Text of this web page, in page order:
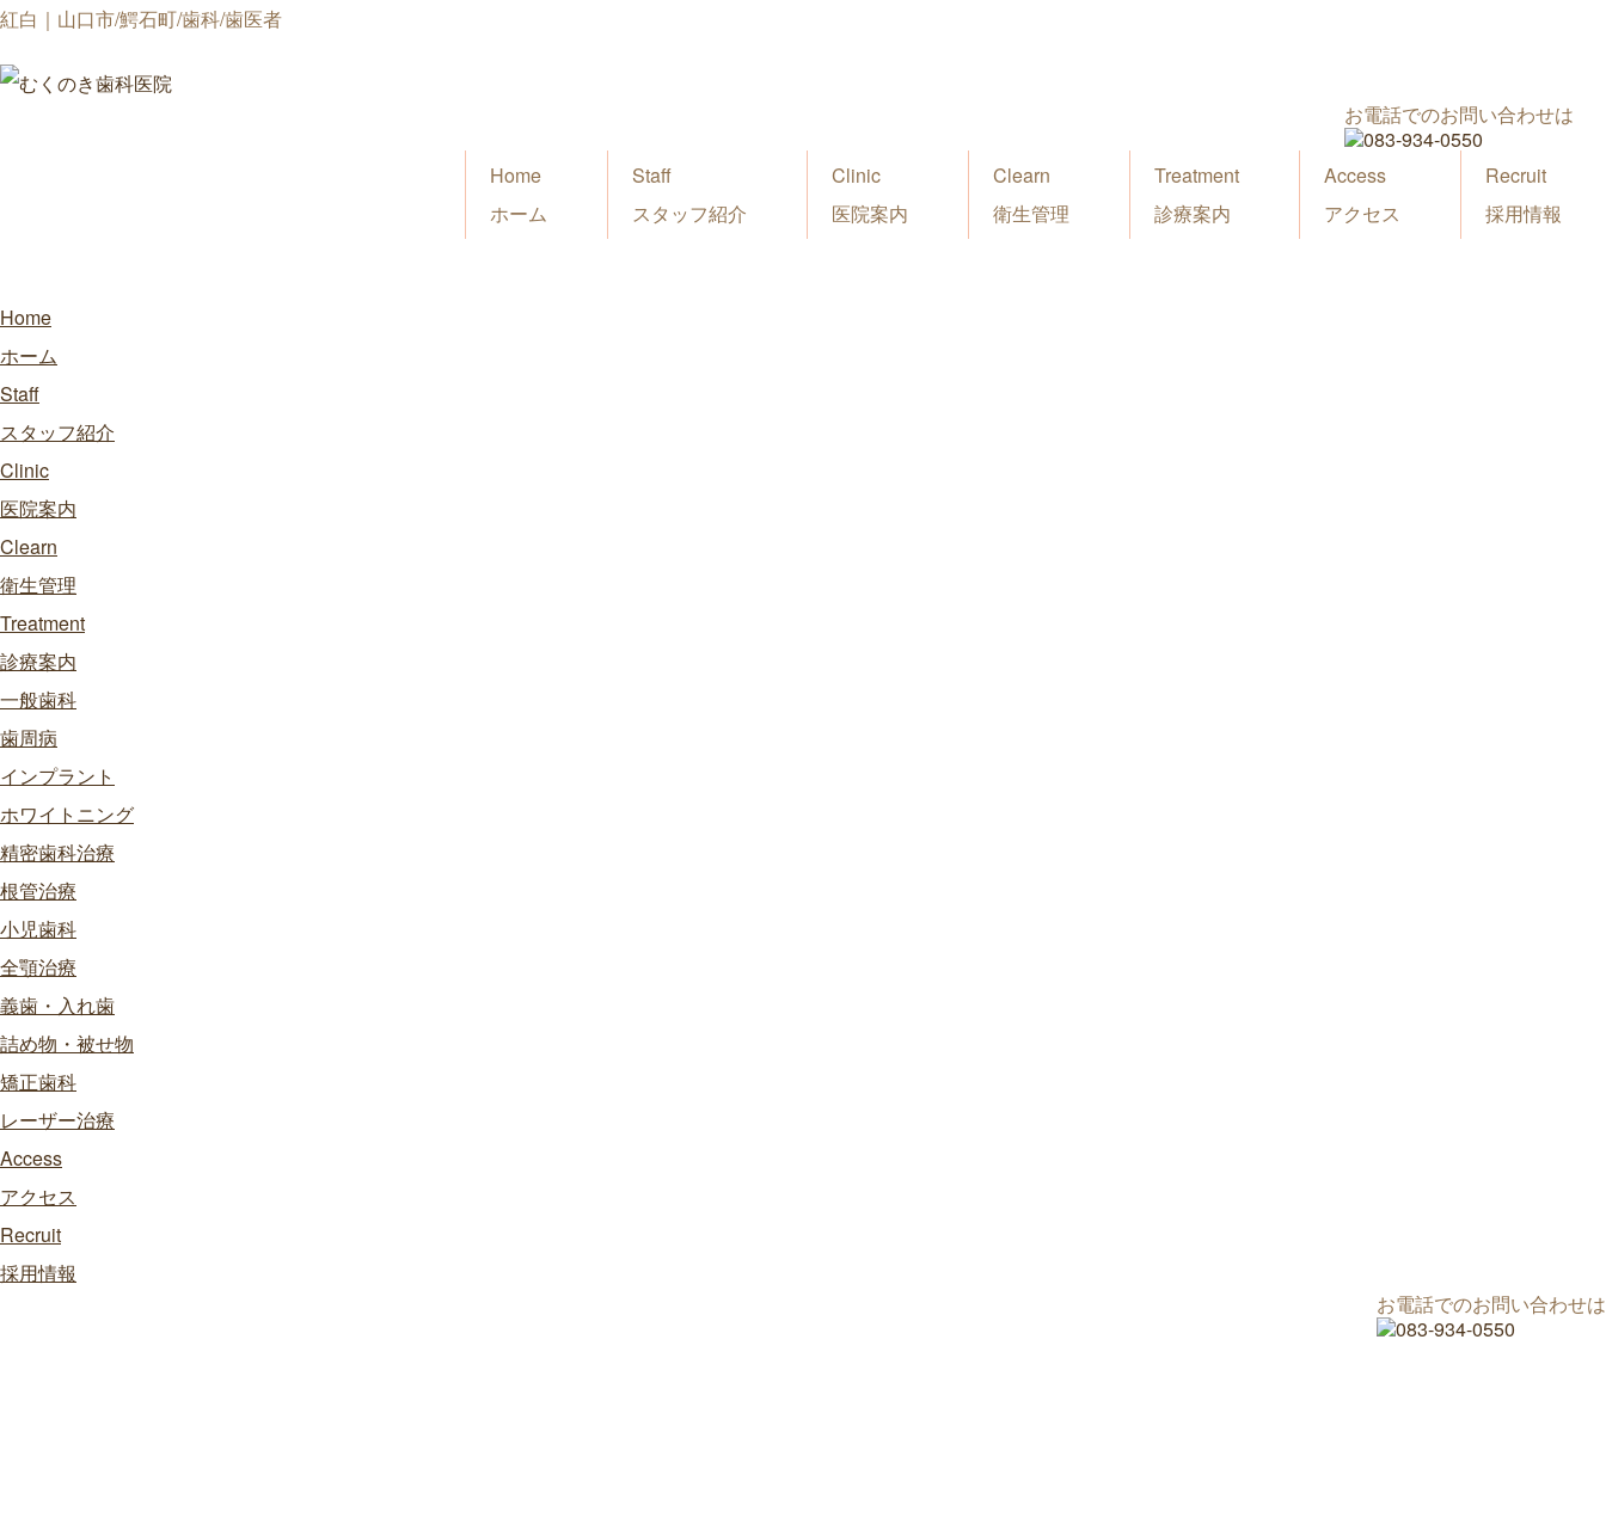
紅白｜山口市/鰐石町/歯科/歯医者
お電話でのお問い合わせは
Home
ホーム
Staff
スタッフ紹介
Clinic
医院案内
Clearn
衛生管理
Treatment
診療案内
Access
アクセス
Recruit
採用情報
Home
ホーム
Staff
スタッフ紹介
Clinic
医院案内
Clearn
衛生管理
Treatment
診療案内
一般歯科
歯周病
インプラント
ホワイトニング
精密歯科治療
根管治療
小児歯科
全顎治療
義歯・入れ歯
詰め物・被せ物
矯正歯科
レーザー治療
Access
アクセス
Recruit
採用情報
お電話でのお問い合わせは